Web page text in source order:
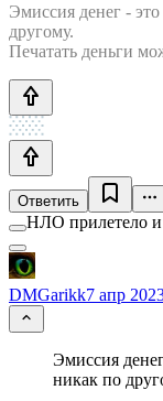
Эмиссия денег -
другому.
Печатать деньги
Ответить
НЛО прилетело и
DMGarikk7 апр
Эмиссия
никак по